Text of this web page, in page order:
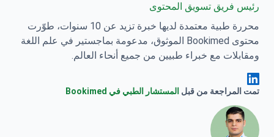
رئيس فريق تسويق المحتوى
محررة طبية معتمدة لديها خبرة تزيد عن 10 سنوات، طوّرت
محتوى Bookimed الموثوق، مدعومة بماجستير في علم اللغة
ومقابلات مع خبراء طبيين من جميع أنحاء العالم.
Anna Leonova Linkedin
تمت المراجعة من قبل المستشار الطبي في Bookimed